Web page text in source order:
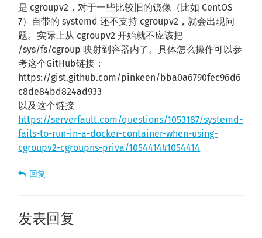
是 cgroupv2，对于一些比较旧的镜像（比如 CentOS
7）自带的 systemd 还不支持 cgroupv2，就会出现问
题。实际上从 cgroupv2 开始就不应该把
/sys/fs/cgroup 映射到容器内了。具体怎么操作可以参
考这个GitHub链接：
https://gist.github.com/pinkeen/bba0a6790fec96d6
c8de84bd824ad933
以及这个链接
https://serverfault.com/questions/1053187/systemd-
fails-to-run-in-a-docker-container-when-using-
cgroupv2-cgroupns-priva/1054414#1054414
回复
发表回复